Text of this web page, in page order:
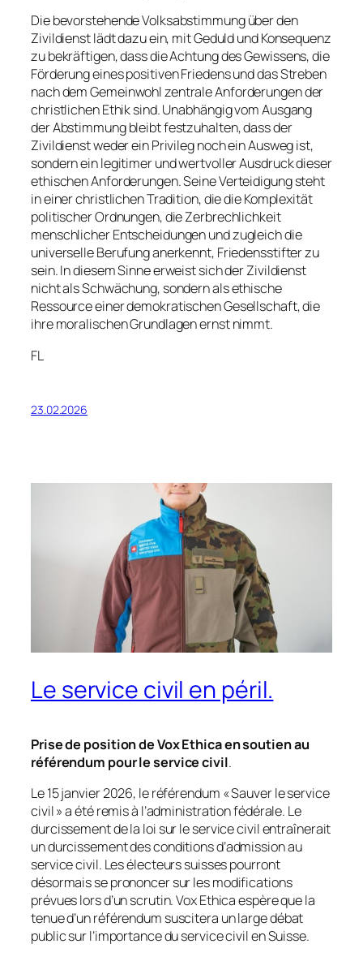
Die bevorstehende Volksabstimmung über den
Zivildienst lädt dazu ein, mit Geduld und Konsequenz
zu bekräftigen, dass die Achtung des Gewissens, die
Förderung eines positiven Friedens und das Streben
nach dem Gemeinwohl zentrale Anforderungen der
christlichen Ethik sind. Unabhängig vom Ausgang
der Abstimmung bleibt festzuhalten, dass der
Zivildienst weder ein Privileg noch ein Ausweg ist,
sondern ein legitimer und wertvoller Ausdruck dieser
ethischen Anforderungen. Seine Verteidigung steht
in einer christlichen Tradition, die die Komplexität
politischer Ordnungen, die Zerbrechlichkeit
menschlicher Entscheidungen und zugleich die
universelle Berufung anerkennt, Friedensstifter zu
sein. In diesem Sinne erweist sich der Zivildienst
nicht als Schwächung, sondern als ethische
Ressource einer demokratischen Gesellschaft, die
ihre moralischen Grundlagen ernst nimmt.
FL
23.02.2026
Le service civil en péril.
Prise de position de Vox Ethica en soutien au
référendum pour le service civil.
Le 15 janvier 2026, le référendum « Sauver le service
civil » a été remis à l’administration fédérale. Le
durcissement de la loi sur le service civil entraînerait
un durcissement des conditions d’admission au
service civil. Les électeurs suisses pourront
désormais se prononcer sur les modifications
prévues lors d’un scrutin. Vox Ethica espère que la
tenue d’un référendum suscitera un large débat
public sur l’importance du service civil en Suisse.